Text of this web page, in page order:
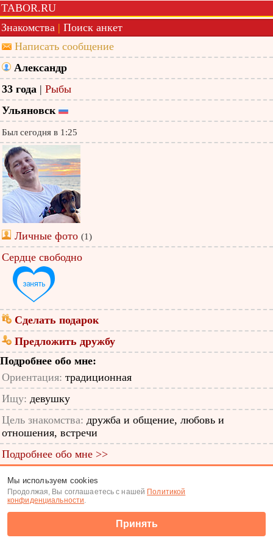
TABOR.RU
Знакомства | Поиск анкет
Написать сообщение
Александр
33 года | Рыбы
Ульяновск
Был сегодня в 1:25
Личные фото (1)
Сердце свободно
Сделать подарок
Предложить дружбу
Подробнее обо мне:
Ориентация: традиционная
Ищу: девушку
Цель знакомства: дружба и общение, любовь и
отношения, встречи
Подробнее обо мне >>
ID анкеты: 11271478
Знакомства|Поиск анкет
Мы используем cookies
Продолжая, Вы соглашаетесь с нашей Политикой
конфиденциальности.
Принять